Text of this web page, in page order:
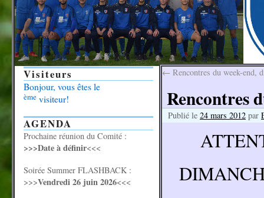
← Rencontres du week-end,
Rencontres
Publié le 24 mars 2012 par
Visiteurs
Bonjour, vous êtes le
ème visiteur!
AGENDA
Prochaine réunion du Comité :
>>>Date à définir<<<
Soirée Summer FLASHBACK :
>>>Vendredi 26 juin 2026<<<